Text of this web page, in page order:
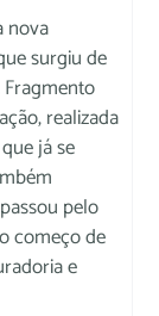
nova
surgiu de
Fragmento
realizada
já se
pelo
começo de
e